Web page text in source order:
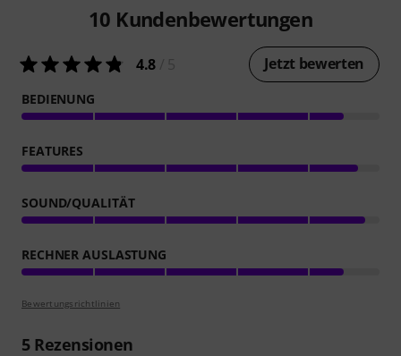
10 Kundenbewertungen
4.8 Jetzt bewerten
BEDIENUNG
FEATURES
SOUND/QUALITÄT
RECHNER AUSLASTUNG
Bewertungsrichtlinien
5Rezensionen